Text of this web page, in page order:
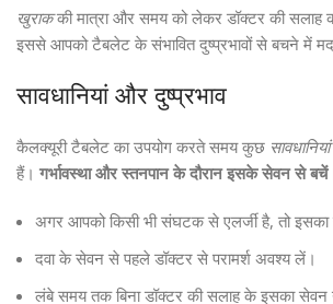
खुराककी मात्रा और समय को लेकर डॉक्टर की सलाह
इससे आपको टैबलेट के संभावित दुष्प्रभावों से बचने में
सावधानियां और दुष्प्रभाव
कैलक्यूरी टैबलेट का उपयोग करते समय कुछ सावधानियां
हैं। गर्भावस्था और स्तनपान के दौरान इसके सेवन से
अगर आपको किसी भी संघटक से एलर्जी है, तो
दवा के सेवन से पहले डॉक्टर से परामर्श अवश्य लें।
लंबे समय तक बिना डॉक्टर की सलाह के इसका